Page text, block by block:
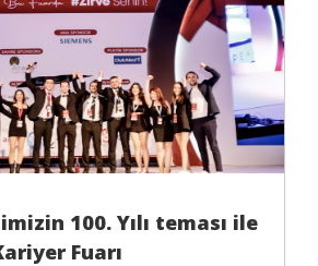
100. Yılı teması ile
Fuarı